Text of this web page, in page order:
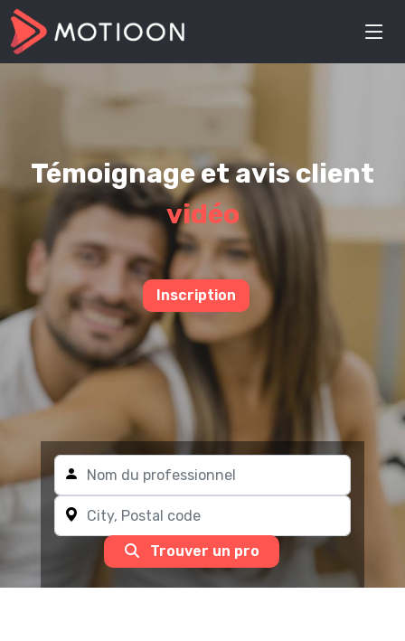
Témoignage et avis client
vidéo
Inscription
Trouver un pro